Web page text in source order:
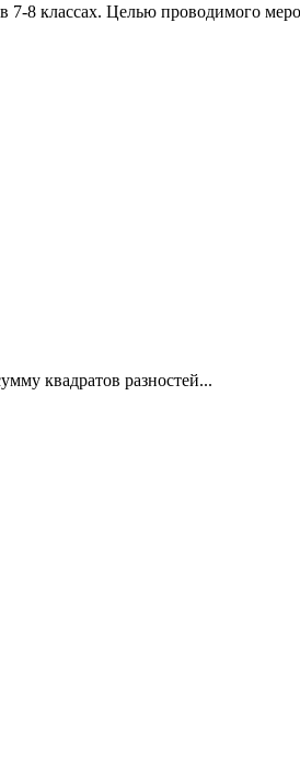
8 классах. Целью проводимого
квадратов разностей...